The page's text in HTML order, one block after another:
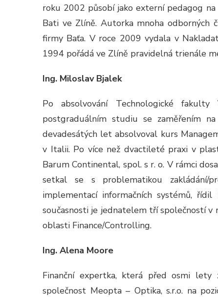
roku 2002 působí jako externí pedagog
Bati ve Zlíně. Autorka mnoha odborných
firmy Baťa. V roce 2009 vydala v
1994 pořádá ve Zlíně pravidelná trienále
Ing. Miloslav Bjalek
Po absolvování Technologické
postgraduálním studiu se zaměřením
devadesátých let absolvoval kurs
v Italii. Po více než dvactileté praxi v
Barum Continental, spol. s r. o. V rámci
setkal se s problematikou zakládání/
implementací informačních systémů,
současnosti je jednatelem tří společností v
oblasti Finance/Controlling.
Ing. Alena Moore
Finanční expertka, která před osmi lety
společnost Meopta – Optika, s.r.o. na